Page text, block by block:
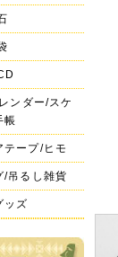
ンダー/スケ
帳
テープ/ヒモ
/吊るし雑貨
ッズ